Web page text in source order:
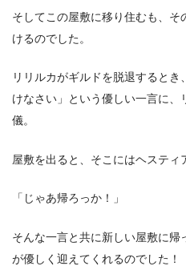
そしてこの屋敷に移り住むも、
けるのでした。
リリルカがギルドを脱退すると
けなさい」という優しい一言に
儀。
屋敷を出ると、そこにはヘスティ
「じゃあ帰ろっか！」
そんな一言と共に新しい屋敷に
が優しく迎えてくれるのでした！